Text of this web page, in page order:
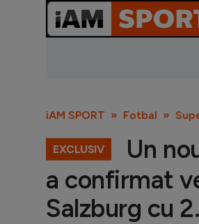
iAM SPORT Fotbal
EXCLUSIV
Un
a confirmat
Salzburg cu